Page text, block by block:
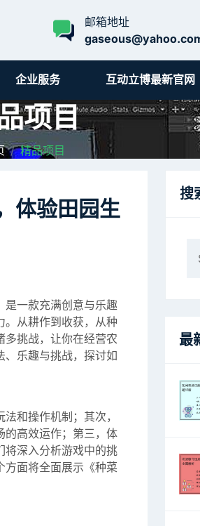
邮箱地址
企业服务 互动立博最新官网
项目
精品项目
体验田园生
是一款充满创意与乐趣
。从耕作到收获，从种
多挑战，让你在经营农
、乐趣与挑战，探讨如
和操作机制；其次，
的高效运作；第三，体
将深入分析游戏中的挑
方面将全面展示《种菜
搜
最